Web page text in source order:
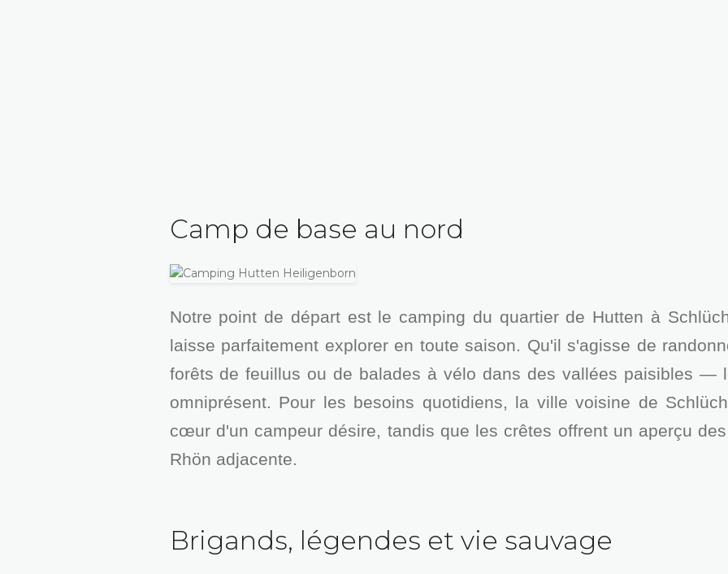
Camp de base au nord
Notre point de départ est le camping du quartier de Hutten à
laisse parfaitement explorer en toute saison. Qu'il s'agisse de
forêts de feuillus ou de balades à vélo dans des vallées paisibles —
omniprésent. Pour les besoins quotidiens, la ville voisine de
cœur d'un campeur désire, tandis que les crêtes offrent un aperçu
Rhön adjacente.
Brigands, légendes et vie sauvage